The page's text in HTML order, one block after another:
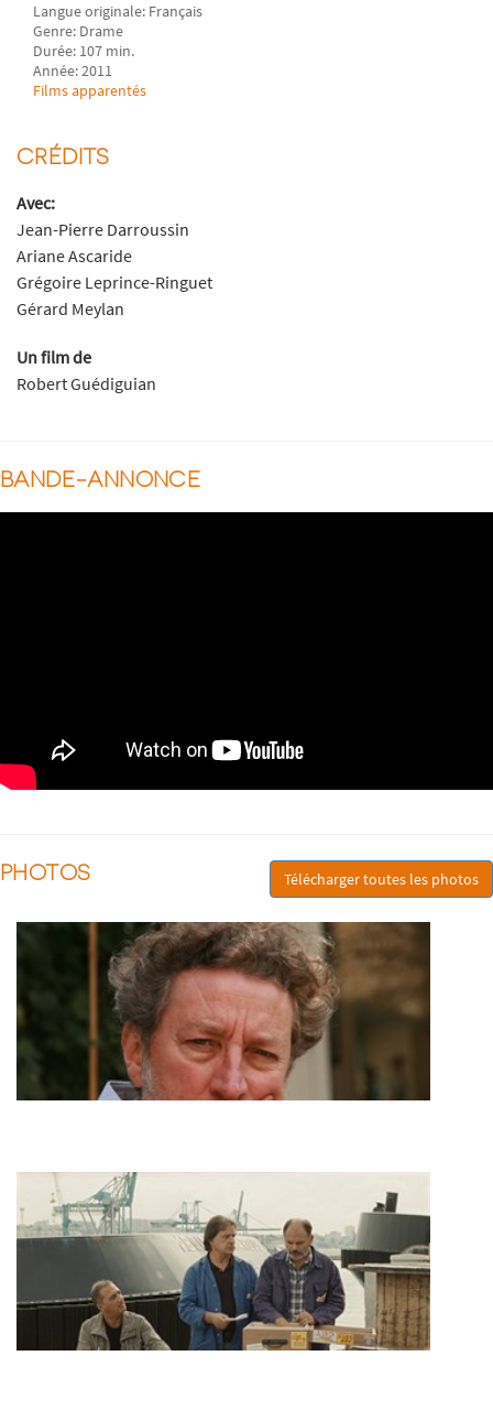
Langue originale: Français
Genre: Drame
Durée: 107 min.
Année: 2011
Films apparentés
CRÉDITS
Avec:
Jean-Pierre Darroussin
Ariane Ascaride
Grégoire Leprince-Ringuet
Gérard Meylan
Un film de
Robert Guédiguian
BANDE-ANNONCE
PHOTOS Télécharger toutes les photos